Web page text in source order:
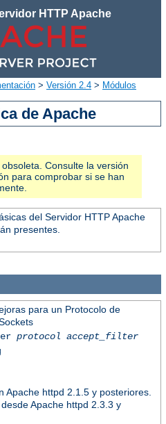
HTTP Apache
> Versión 2.4 > Módulos
de Apache
Consulte la versión
para comprobar si se han
del Servidor HTTP Apache
presentes.
para un Protocolo de
protocol accept_filter
Apache httpd 2.1.5 y posteriores.
Apache httpd 2.3.3 y